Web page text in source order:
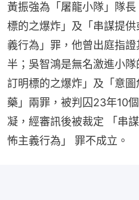
黃振強為「屠龍小隊」隊
標的之爆炸」及「串謀提
義行為」罪，他曾出庭指
半；吳智鴻是無名激進小
訂明標的之爆炸」及「意
藥」兩罪，被判囚23年10
凝，經審訊後被裁定 「串
怖主義行為」 罪不成立。